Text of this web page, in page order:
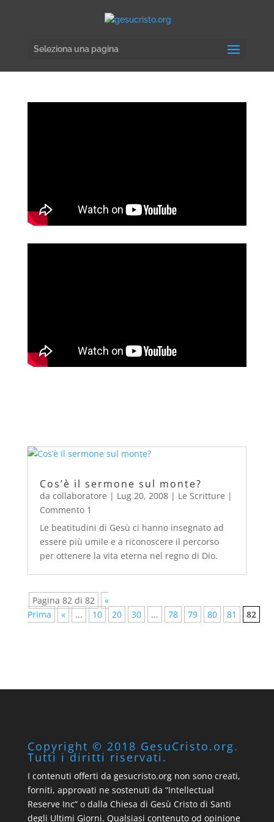
Seleziona una pagina
Cos’è il sermone sul monte?
da collaboratore | Lug 20, 2008| Le Scritture |
Commento 1
Le beatitudini di Gesù ci hanno insegnato ad
essere più umile e a riconoscere il percorso
per ottenere la vita eterna nel regno di Dio.
Pagina 82 di 82
«
Prima
« ... 10 20 30 ... 78 79 80 81 82
Copyright © 2018 GesuCristo.org.
Tutti i diritti riservati.
I contenuti offerti da gesucristo.org non sono creati,
forniti, approvati ne sostenuti da “Intellectual
Reserve Inc” o dalla Chiesa di Gesù Cristo di Santi
degli Ultimi Giorni. Qualsiasi contenuto od opinione